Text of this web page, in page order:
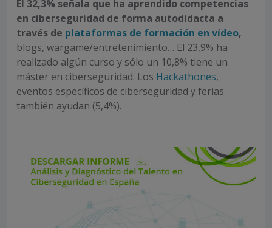
El 32,3% señala que ha aprendido competencias
en ciberseguridad de forma autodidacta a
través de plataformas de formación en vídeo,
blogs, wargame/entretenimiento… El 23,9% ha
realizado algún curso y sólo un 10,8% tiene un
máster en ciberseguridad. Los Hackathones,
eventos específicos de ciberseguridad y ferias
también ayudan (5,4%).